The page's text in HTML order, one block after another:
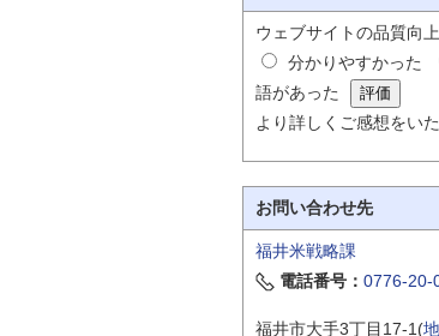
ウェブサイトの品質向
分かりやすかった
語があった
より詳しくご感想をい
お問い合わせ先
福井米戦略課
電話番号： 0776-20-
福井市大手3丁目17-1(